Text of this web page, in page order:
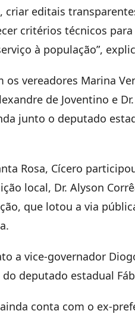
criar editais
critérios técnicos
à população”,
os vereadores Marina
de Joventino e
junto o deputado
Rosa, Cícero
local, Dr. Alyson
que lotou a via
a vice-governador
deputado estadual
conta com o ex-